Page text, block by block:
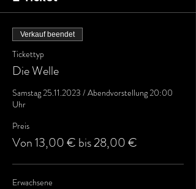
Verkauf beendet
Tickettyp
Die Welle
Samstag 25.11.2023 / Abendvorstellung 20:00
Uhr
Preis
Von 13,00 € bis 28,00 €
Erwachsene